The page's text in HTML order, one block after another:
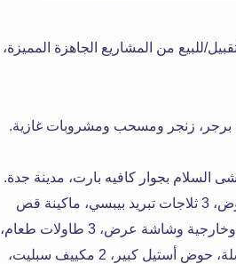
للبيع من المشاريع الجاهزة المميزة،
برجر، زنجر ومسحب ومشروبات غازية.
السلام بجوار كافيه بارت، مدينة جدة.
3 ماكينات بروست، قلاية بطاطس 2 حوض، 3 ثلاجات تبريد بيبسي، ماكينة قص
دجاج، ماكينة فرم، 2 فريزر تجميد، 4 كاميرات مراقبة داخلية وخارجية وشاشة عرض، 3 طاولات طعام،
16 كرسي فايبر، ثلاجة تبريد أستيل، ماكينة صاج للبرجر، مغسلة، حوض أستيل كبير، 2 مكييف سبليت،